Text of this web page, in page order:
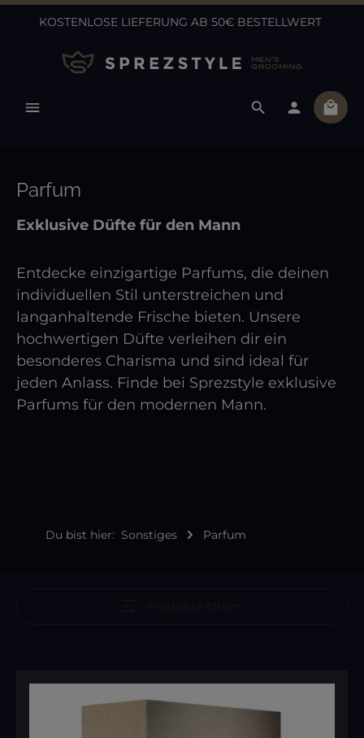
Zum Hauptinhalt springen
KOSTENLOSE LIEFERUNG AB 50€ BESTELLWERT
Parfum
Exklusive Düfte für den Mann
Entdecke einzigartige Parfums, die deinen
individuellen Stil unterstreichen und
langanhaltende Frische bieten. Unsere
hochwertigen Düfte verleihen dir ein
besonderes Charisma und sind ideal für
jeden Anlass. Finde bei Sprezstyle exklusive
Parfums für den modernen Mann.
Du bist hier: Sonstiges Parfum